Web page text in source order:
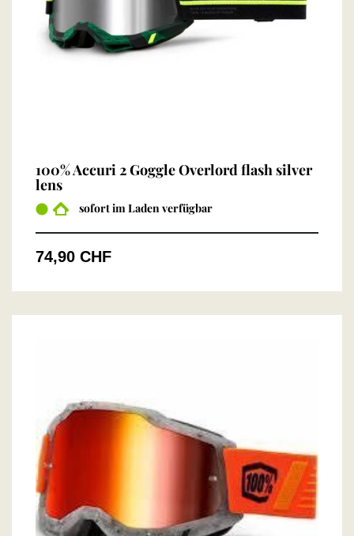
100% Accuri 2 Goggle Overlord flash silver
lens
sofort im Laden verfügbar
74,90 CHF